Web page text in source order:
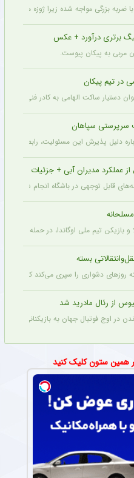
مواجه شده زیرا ژوزه مورینیو او را یک
برتری درآورد + عکس
مربی به پیکان پیوست.
در تیم پیکان
دستیار ساکت الهامی به کادر فنی پیکان
سرپرستی سپاهان
دلیل پذیرش این مسئولیت، رابطه
عملکرد مدیران آبی + جزئیات
قابل توجهی در باشگاه انجام شده، اما
بسته
روزهای دشواری را سپری می‌کند که در
از رئال مادرید شد
در اوج فوتبال جهان به بازیکنانی در
همین ستون کلیک کنید